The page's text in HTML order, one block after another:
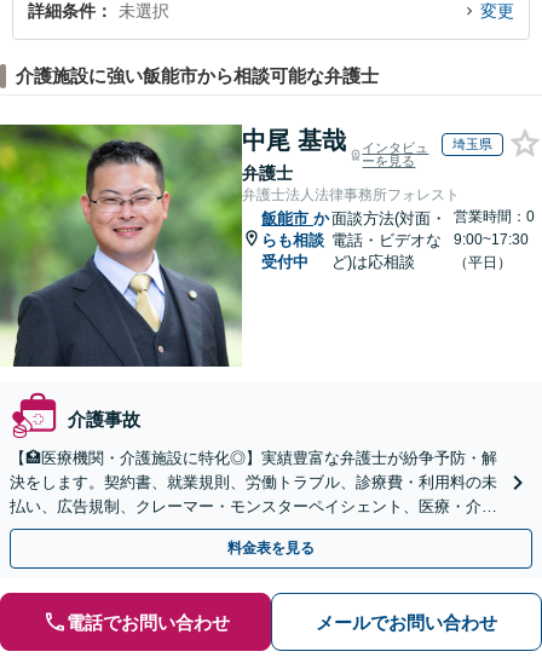
詳細条件 未選択 変更
介護施設に強い飯能市から相談可能な弁護士
中尾 基哉
弁護士
インタビュ
ーを見る
埼玉県
弁護士法人法律事務所フォレスト
飯能市 か
らも相談
受付中
面談方法(対面・
電話・ビデオな
ど)は応相談
営業時間：0
9:00~17:30
（平日）
介護事故
【🏥医療機関・介護施設に特化◎】実績豊富な弁護士が紛争予防・解
決をします。契約書、就業規則、労働トラブル、診療費・利用料の未
払い、広告規制、クレーマー・モンスターペイシェント、医療・介護
事故などに対応【顧問契約あり】
料金表を見る
電話でお問い合わせ メールでお問い合わせ